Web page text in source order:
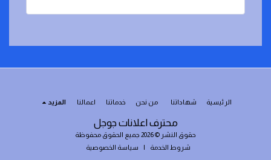
محترف اعلانات جوجل
حقوق النشر © 2026 جميع الحقوق محفوظة
شروط الخدمة
| سياسة الخصوصية
الرئيسية شهاداتنا من نحن خدماتنا اعمالنا المزيد